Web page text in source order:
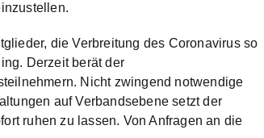
die Verbreitung des Coronavirus so
Derzeit berät der
Nicht zwingend notwendige
auf Verbandsebene setzt der
ruhen zu lassen. Von Anfragen an die